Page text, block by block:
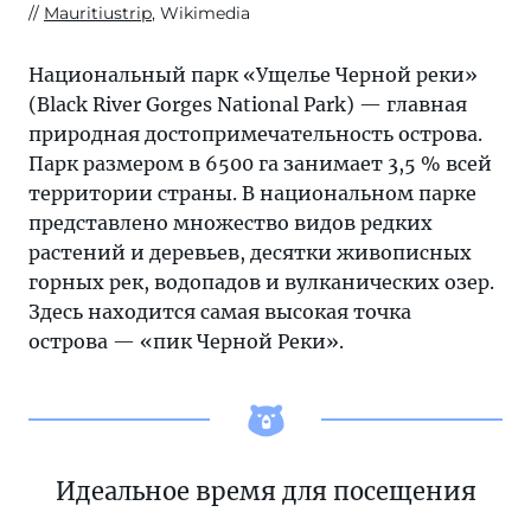
Mauritiustrip, Wikimedia
Национальный парк «Ущелье Черной реки»
(Black River Gorges National Park) — главная
природная достопримечательность острова.
Парк размером в 6500 га занимает 3,5 % всей
территории страны. В национальном парке
представлено множество видов редких
растений и деревьев, десятки живописных
горных рек, водопадов и вулканических озер.
Здесь находится самая высокая точка
острова — «пик Черной Реки».
Идеальное время для посещения